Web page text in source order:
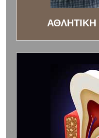
ΑΘΛΗΤΙΚΗ